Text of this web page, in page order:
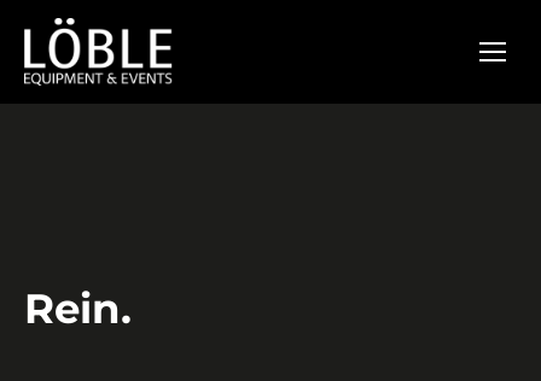
Rein.